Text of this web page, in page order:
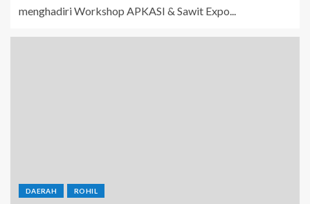
menghadiri Workshop APKASI & Sawit Expo...
DAERAH ROHIL